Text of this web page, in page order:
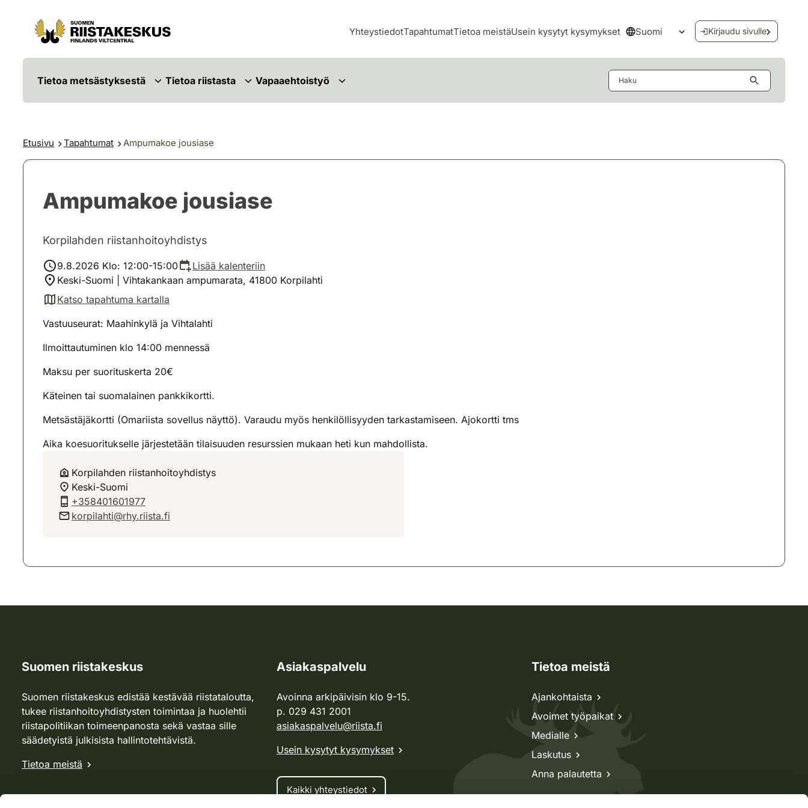
Siirry sisältöön
Siirry sivustokarttaan
YhteystiedotTapahtumatTietoa meistäUsein kysytyt kysymykset Suomi
Avaa kielivalikko
Kirjaudu sivulle
Tietoa metsästyksestä Tietoa riistasta Vapaaehtoistyö
Etusivu Tapahtumat Ampumakoe jousiase
Ampumakoe jousiase
Korpilahden riistanhoitoyhdistys
9.8.2026 Klo: 12:00-15:00
Lisää kalenteriin
Keski-Suomi | Vihtakankaan ampumarata, 41800 Korpilahti
Katso tapahtuma kartalla
(avautuu uuteen välilehteen)
Vastuuseurat: Maahinkylä ja Vihtalahti
Ilmoittautuminen klo 14:00 mennessä
Maksu per suorituskerta 20€
Käteinen tai suomalainen pankkikortti.
Metsästäjäkortti (Omariista sovellus näyttö). Varaudu myös henkilöllisyyden tarkastamiseen. Ajokortti tms
Aika koesuoritukselle järjestetään tilaisuuden resurssien mukaan heti kun mahdollista.
Korpilahden riistanhoitoyhdistys
Keski-Suomi
+358401601977
korpilahti@rhy.riista.fi
Suomen riistakeskus
Suomen riistakeskus edistää kestävää riistataloutta,
tukee riistanhoitoyhdistysten toimintaa ja huolehtii
riistapolitiikan toimeenpanosta sekä vastaa sille
säädetyistä julkisista hallintotehtävistä.
Tietoa meistä
Asiakaspalvelu
Avoinna arkipäivisin klo 9-15.
p. 029 431 2001
asiakaspalvelu@riista.fi
Usein kysytyt kysymykset
Kaikki yhteystiedot
Tietoa meistä
Ajankohtaista
Avoimet työpaikat
Medialle
Laskutus
Anna palautetta